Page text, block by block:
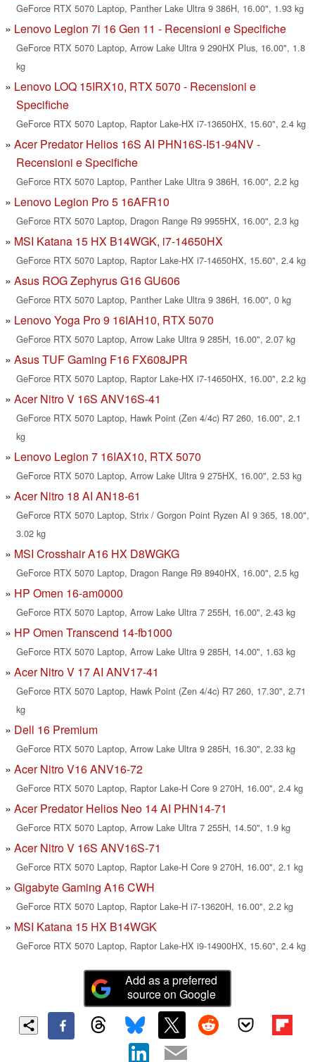
GeForce RTX 5070 Laptop, Panther Lake Ultra 9 386H, 16.00", 1.93 kg
Lenovo Legion 7i 16 Gen 11 - Recensioni e Specifiche
GeForce RTX 5070 Laptop, Arrow Lake Ultra 9 290HX Plus, 16.00", 1.8
kg
Lenovo LOQ 15IRX10, RTX 5070 - Recensioni e
Specifiche
GeForce RTX 5070 Laptop, Raptor Lake-HX i7-13650HX, 15.60", 2.4 kg
Acer Predator Helios 16S AI PHN16S-I51-94NV -
Recensioni e Specifiche
GeForce RTX 5070 Laptop, Panther Lake Ultra 9 386H, 16.00", 2.2 kg
Lenovo Legion Pro 5 16AFR10
GeForce RTX 5070 Laptop, Dragon Range R9 9955HX, 16.00", 2.3 kg
MSI Katana 15 HX B14WGK, i7-14650HX
GeForce RTX 5070 Laptop, Raptor Lake-HX i7-14650HX, 15.60", 2.4 kg
Asus ROG Zephyrus G16 GU606
GeForce RTX 5070 Laptop, Panther Lake Ultra 9 386H, 16.00", 0 kg
Lenovo Yoga Pro 9 16IAH10, RTX 5070
GeForce RTX 5070 Laptop, Arrow Lake Ultra 9 285H, 16.00", 2.07 kg
Asus TUF Gaming F16 FX608JPR
GeForce RTX 5070 Laptop, Raptor Lake-HX i7-14650HX, 16.00", 2.2 kg
Acer Nitro V 16S ANV16S-41
GeForce RTX 5070 Laptop, Hawk Point (Zen 4/4c) R7 260, 16.00", 2.1
kg
Lenovo Legion 7 16IAX10, RTX 5070
GeForce RTX 5070 Laptop, Arrow Lake Ultra 9 275HX, 16.00", 2.53 kg
Acer Nitro 18 AI AN18-61
GeForce RTX 5070 Laptop, Strix / Gorgon Point Ryzen AI 9 365, 18.00",
3.02 kg
MSI Crosshair A16 HX D8WGKG
GeForce RTX 5070 Laptop, Dragon Range R9 8940HX, 16.00", 2.5 kg
HP Omen 16-am0000
GeForce RTX 5070 Laptop, Arrow Lake Ultra 7 255H, 16.00", 2.43 kg
HP Omen Transcend 14-fb1000
GeForce RTX 5070 Laptop, Arrow Lake Ultra 9 285H, 14.00", 1.63 kg
Acer Nitro V 17 AI ANV17-41
GeForce RTX 5070 Laptop, Hawk Point (Zen 4/4c) R7 260, 17.30", 2.71
kg
Dell 16 Premium
GeForce RTX 5070 Laptop, Arrow Lake Ultra 9 285H, 16.30", 2.33 kg
Acer Nitro V16 ANV16-72
GeForce RTX 5070 Laptop, Raptor Lake-H Core 9 270H, 16.00", 2.4 kg
Acer Predator Helios Neo 14 AI PHN14-71
GeForce RTX 5070 Laptop, Arrow Lake Ultra 7 255H, 14.50", 1.9 kg
Acer Nitro V 16S ANV16S-71
GeForce RTX 5070 Laptop, Raptor Lake-H Core 9 270H, 16.00", 2.1 kg
Gigabyte Gaming A16 CWH
GeForce RTX 5070 Laptop, Raptor Lake-H i7-13620H, 16.00", 2.2 kg
MSI Katana 15 HX B14WGK
GeForce RTX 5070 Laptop, Raptor Lake-HX i9-14900HX, 15.60", 2.4 kg
Add as a preferred
source on Google